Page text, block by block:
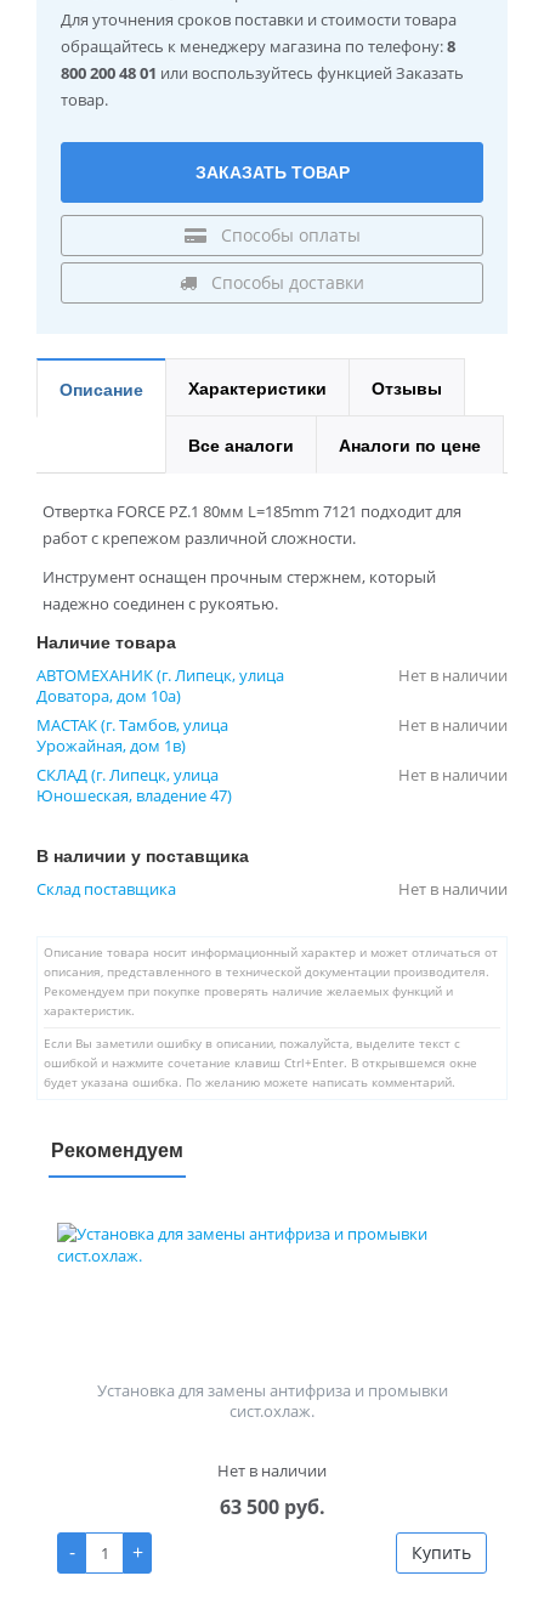
Для уточнения сроков поставки и стоимости товара
обращайтесь к менеджеру магазина по телефону:8
800 200 48 01 или воспользуйтесь функцией Заказать
товар.
ЗАКАЗАТЬ ТОВАР
Способы оплаты
Способы доставки
Описание Характеристики Отзывы
Все аналоги Аналоги по цене
Отвертка FORCE PZ.1 80мм L=185mm 7121 подходит для
работ с крепежом различной сложности.
Инструмент оснащен прочным стержнем, который
надежно соединен с рукоятью.
Наличие товара
АВТОМЕХАНИК (г. Липецк, улица
Доватора, дом 10а)
Нет в наличии
МАСТАК (г. Тамбов, улица
Урожайная, дом 1в)
Нет в наличии
СКЛАД (г. Липецк, улица
Юношеская, владение 47)
Нет в наличии
В наличии у поставщика
Склад поставщика Нет в наличии
Описание товара носит информационный характер и может отличаться от
описания, представленного в технической документации производителя.
Рекомендуем при покупке проверять наличие желаемых функций и
характеристик.
Если Вы заметили ошибку в описании, пожалуйста, выделите текст с
ошибкой и нажмите сочетание клавиш Ctrl+Enter. В открывшемся окне
будет указана ошибка. По желанию можете написать комментарий.
Рекомендуем
Установка для замены антифриза и промывки
сист.охлаж.
Нет в наличии
63 500 руб.
-
+ Купить